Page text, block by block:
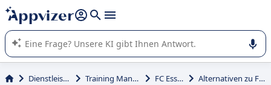
beantworten (mehrere Zeilen mit
Die KI von Appvizer führt Sie bei der Nutzung oder Auswahl
von SaaS-Software in Unternehmen.
Dienstleistungen Training Management FC Essential Alternativen zu FC Essential